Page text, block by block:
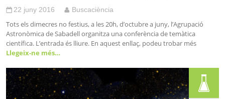
22 juny 2016 Buscaciència
Tots els dimecres no festius, a les 20h, d’octubre a juny, l’Agrupació
Astronòmica de Sabadell organitza una conferència de temàtica
científica. L’entrada és lliure. En aquest enllaç, podeu trobar més
Llegeix-ne més…